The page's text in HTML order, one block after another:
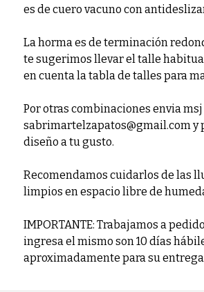
es de cuero vacuno con
La horma es de terminación
te sugerimos llevar el talle
en cuenta la tabla de talles para
Por otras combinaciones envia
sabrimartelzapatos@gmail.com y
diseño a tu gusto.
Recomendamos cuidarlos de las
limpios en espacio libre de
IMPORTANTE: Trabajamos a
ingresa el mismo son 10 días
aproximadamente para su